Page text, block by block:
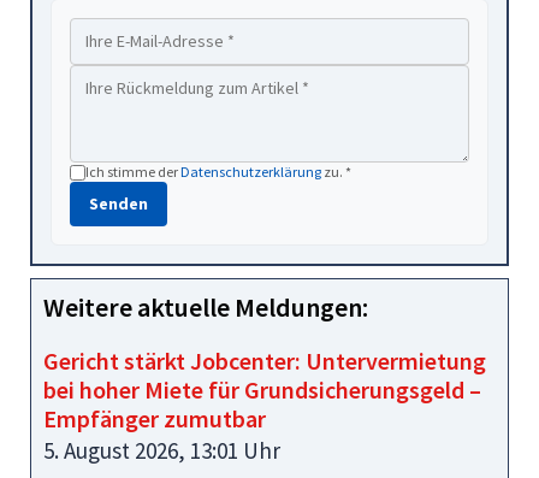
Ich stimme derDatenschutzerklärung zu. *
Senden
Weitere aktuelle Meldungen:
Gericht stärkt Jobcenter: Untervermietung
bei hoher Miete für Grundsicherungsgeld –
Empfänger zumutbar
5. August 2026, 13:01 Uhr